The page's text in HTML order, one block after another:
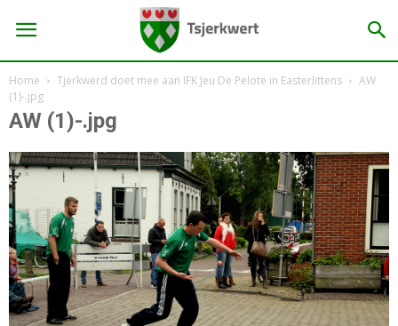
Home Tjerkwerd doet mee aan IFK Jeu De Pelote in Easterlittens
AW
(1)-.jpg
AW (1)-.jpg